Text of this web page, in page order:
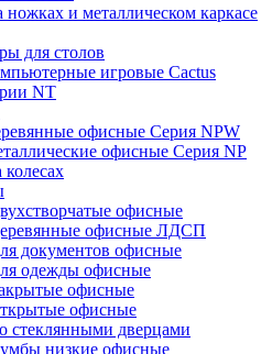
ножках и металлическом каркасе
для столов
игровые Cactus
NT
офисные Серия NPW
офисные Серия NP
офисные
офисные ЛДСП
документов офисные
одежды офисные
офисные
офисные
стеклянными дверцами
низкие офисные